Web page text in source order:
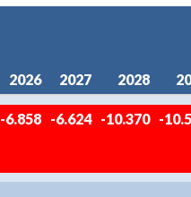
2026 2027 2028
-6.858 -6.624 -10.370 -